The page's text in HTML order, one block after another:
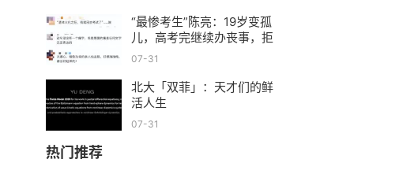
“最惨考生”陈亮：19岁变孤
儿，高考完继续办丧事，拒
绝所有捐赠
07-31
北大「双菲」：天才们的鲜
活人生
07-31
热门推荐